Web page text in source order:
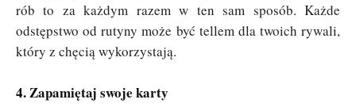
rób to za każdym razem w ten sam sposób. Każde
odstępstwo od rutyny może być tellem dla twoich rywali,
który z chęcią wykorzystają.
4. Zapamiętaj swoje karty